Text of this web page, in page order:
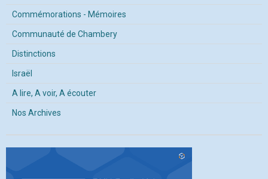
Commémorations - Mémoires
Communauté de Chambery
Distinctions
Israël
A lire, A voir, A écouter
Nos Archives